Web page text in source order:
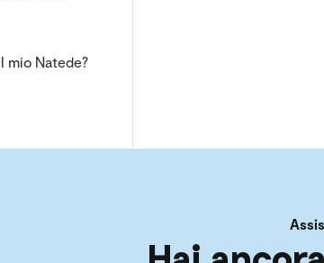
mio Natede?